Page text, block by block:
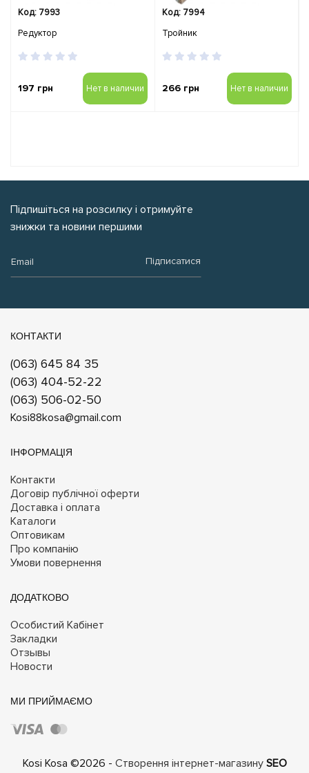
Код: 7993
Редуктор
197 грн Нет в наличии
Код: 7994
Тройник
266 грн Нет в наличии
Підпишіться на розсилку і отримуйте
знижки та новини першими
Підписатися
КОНТАКТИ
(063) 645 84 35
(063) 404-52-22
(063) 506-02-50
Kosi88kosa@gmail.com
ІНФОРМАЦІЯ
Контакти
Договір публічної оферти
Доставка і оплата
Каталоги
Оптовикам
Про компанію
Умови повернення
ДОДАТКОВО
Особистий Кабінет
Закладки
Отзывы
Новости
МИ ПРИЙМАЄМО
Kosi Kosa ©2026 - Створення інтернет-магазину SEO